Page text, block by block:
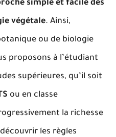
simple et facile des
végétale. Ainsi,
ou de biologie
proposons à l’étudiant
supérieures, qu’il soit
ou en classe
la richesse
les règles